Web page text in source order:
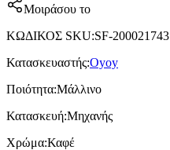
Μοιράσου το
ΚΩΔΙΚΟΣ SKU:SF-200021743
Κατασκευαστής:Oyoy
Ποιότητα:Μάλλινο
Κατασκευή:Μηχανής
Χρώμα:Καφέ